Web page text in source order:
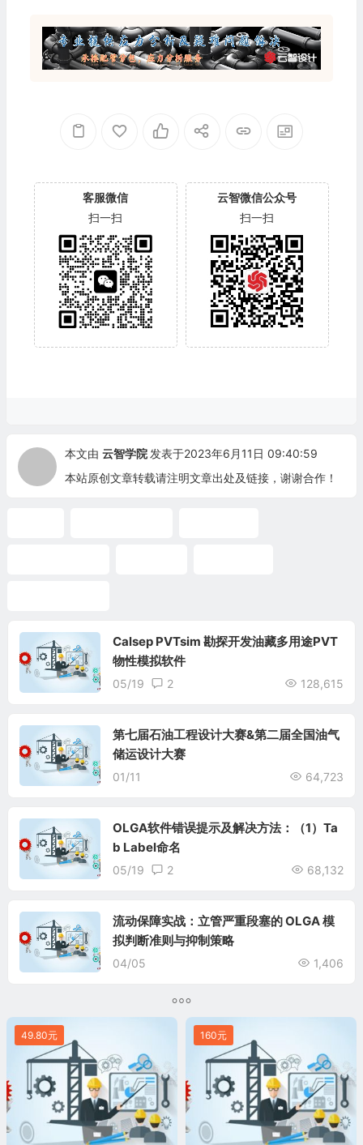
客服微信
扫一扫
云智微信公众号
扫一扫
本文由 云智学院 发表于2023年6月11日 09:40:59
本站原创文章转载请注明文章出处及链接，谢谢合作！
Calsep PVTsim 勘探开发油藏多用途PVT
物性模拟软件
05/19 2 128,615
第七届石油工程设计大赛&第二届全国油气
储运设计大赛
01/11 64,723
OLGA软件错误提示及解决方法：（1）Ta
b Label命名
05/19 2 68,132
流动保障实战：立管严重段塞的 OLGA 模
拟判断准则与抑制策略
04/05 1,406
49.80元 160元